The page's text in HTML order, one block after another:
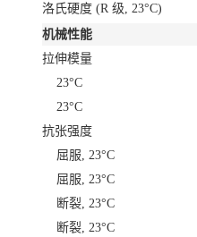
洛氏硬度 (R 级, 23°C)
机械性能
拉伸模量
23°C
23°C
抗张强度
屈服, 23°C
屈服, 23°C
断裂, 23°C
断裂, 23°C